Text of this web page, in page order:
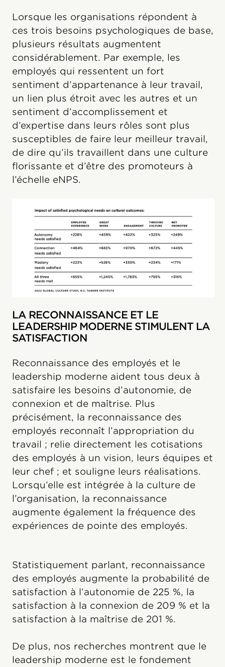
Lorsque les organisations répondent à
ces trois besoins psychologiques de base,
plusieurs résultats augmentent
considérablement. Par exemple, les
employés qui ressentent un fort
sentiment d’appartenance à leur travail,
un lien plus étroit avec les autres et un
sentiment d’accomplissement et
d’expertise dans leurs rôles sont plus
susceptibles de faire leur meilleur travail,
de dire qu’ils travaillent dans une culture
florissante et d’être des promoteurs à
l’échelle eNPS.
LA RECONNAISSANCE ET LE
LEADERSHIP MODERNE STIMULENT LA
SATISFACTION
Reconnaissance des employés et le
leadership moderne aident tous deux à
satisfaire les besoins d’autonomie, de
connexion et de maîtrise. Plus
précisément, la reconnaissance des
employés reconnaît l’appropriation du
travail ; relie directement les cotisations
des employés à un vision, leurs équipes et
leur chef ; et souligne leurs réalisations.
Lorsqu’elle est intégrée à la culture de
l’organisation, la reconnaissance
augmente également la fréquence des
expériences de pointe des employés.
Statistiquement parlant, reconnaissance
des employés augmente la probabilité de
satisfaction à l’autonomie de 225 %, la
satisfaction à la connexion de 209 % et la
satisfaction à la maîtrise de 201 %.
De plus, nos recherches montrent que le
leadership moderne est le fondement